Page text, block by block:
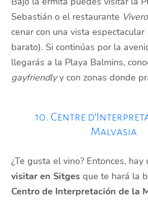
Sebastián o el restaurante Vivero
cenar con una vista espectacular
barato). Si continúas por la
llegarás a la Playa Balmins,
gayfriendlyy con zonas donde
10. Centre
Malvasia
¿Te gusta el vino? Entonces,
visitar en Sitges que te hará la
Centro de Interpretación de la